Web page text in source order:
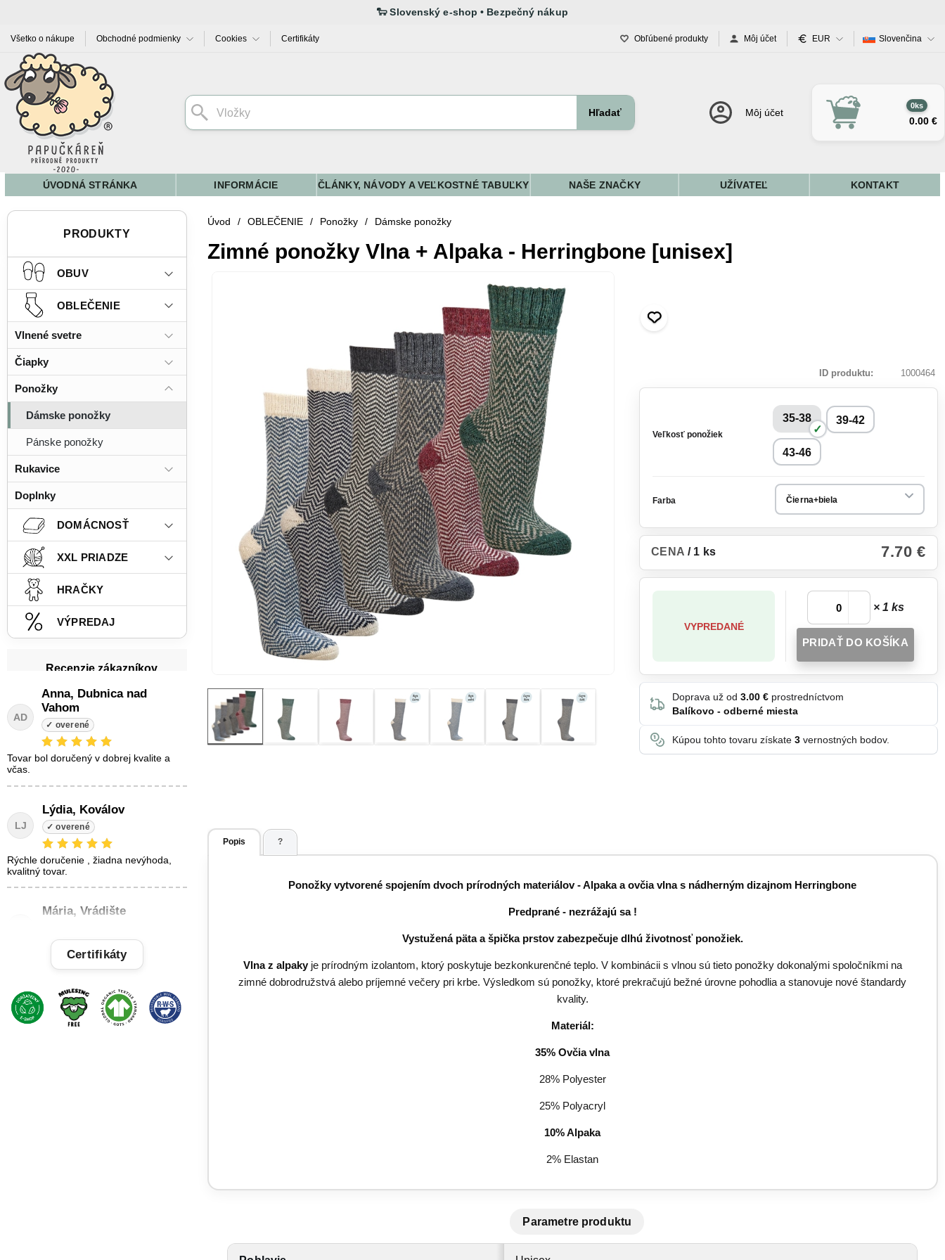
Všetko o nákupe Obchodné podmienky Cookies Certifikáty Obľúbené produkty Môj účet EUR Slovenčina
Hľadať Môj účet
0ks
0.00 €
ÚVODNÁ STRÁNKA INFORMÁCIE ČLÁNKY, NÁVODY A VEĽKOSTNÉ TABUĽKY NAŠE ZNAČKY UŽÍVATEĽ KONTAKT
PRODUKTY
OBUV
OBLEČENIE
Vlnené svetre
Čiapky
Ponožky
Dámske ponožky
Pánske ponožky
Rukavice
Doplnky
DOMÁCNOSŤ
XXL PRIADZE
HRAČKY
VÝPREDAJ
Recenzie zákazníkov
AD
Anna, Dubnica nad
Vahom
tovar bol doručený v dobrej kvalite a
včas.
LJ
Lýdia, Koválov
Rýchle doručenie , žiadna nevýhoda,
kvalitný tovar.
Mária, Vrádište
veľká spokojnosť.
Linda, Veľký Krtíš
Certifikáty
Úvod / OBLEČENIE / Ponožky / Dámske ponožky
Zimné ponožky Vlna + Alpaka - Herringbone [unisex]
ID produktu 1000464
Veľkosť ponožiek
35-38 39-42
43-46
Farba
7.70 €
CENA / 1 ks
VYPREDANÉ
× 1 ks
PRIDAŤ DO KOŠÍKA
Doprava už od 3.00 € prostredníctvom
Balíkovo - odberné miesta
Kúpou tohto tovaru získate 3 vernostných bodov.
Popis ?
Ponožky vytvorené spojením dvoch prírodných materiálov - Alpaka a ovčia vlna s nádherným dizajnom Herringbone
Predprané - nezrážajú sa !
Vystužená päta a špička prstov zabezpečuje dlhú životnosť ponožiek.
Vlna z alpaky je prírodným izolantom, ktorý poskytuje bezkonkurenčné teplo. V kombinácii s vlnou sú tieto ponožky dokonalými spoločníkmi na
zimné dobrodružstvá alebo príjemné večery pri krbe. Výsledkom sú ponožky, ktoré prekračujú bežné úrovne pohodlia a stanovuje nové štandardy
kvality.
Materiál:
35% Ovčia vlna
28% Polyester
25% Polyacryl
10% Alpaka
2% Elastan
Parametre produktu